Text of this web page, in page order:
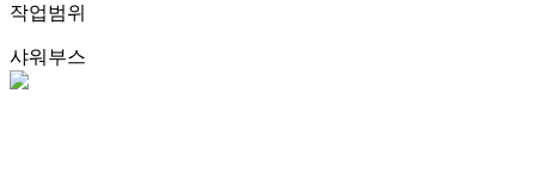
작업범위
샤워부스